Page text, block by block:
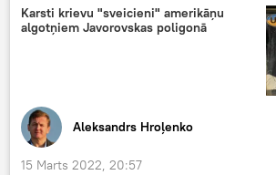
genocīds
Karsti krievu "sveicieni" amerikāņu
algotņiem Javorovskas poligonā
Aleksandrs Hroļenko
15 Marts 2022, 20:57